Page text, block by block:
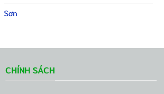
Sơn
CHÍNH SÁCH